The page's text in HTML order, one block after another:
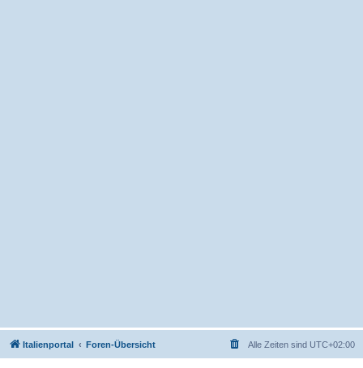
Italienportal Foren-Übersicht Alle Zeiten sind UTC+02:00